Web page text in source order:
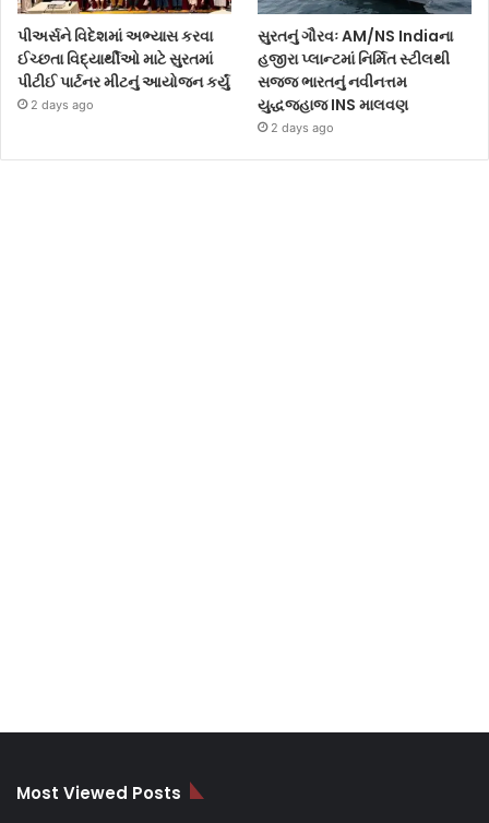
પીઅર્સને વિદેશમાં અભ્યાસ કરવા
ઈચ્છતા વિદ્યાર્થીઓ માટે સુરતમાં
પીટીઈ પાર્ટનર મીટનું આયોજન કર્યું
2 days ago
સુરતનું ગૌરવઃ AM/NS Indiaના
હજીરા પ્લાન્ટમાં નિર્મિત સ્ટીલથી
સજ્જ ભારતનું નવીનત્તમ
યુદ્ધજહાજ INS માલવણ
2 days ago
Most Viewed Posts